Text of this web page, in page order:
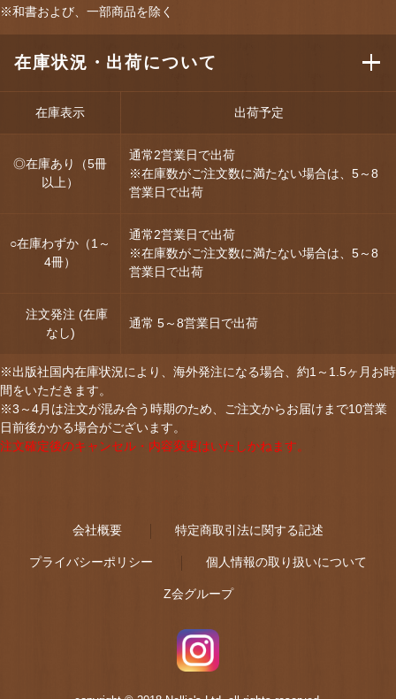
※和書および、一部商品を除く
在庫状況・出荷について
在庫表示 出荷予定
◎在庫あり（5冊
以上）
通常2営業日で出荷
※在庫数がご注文数に満たない場合は、5～8
営業日で出荷
○在庫わずか（1～
4冊）
通常2営業日で出荷
※在庫数がご注文数に満たない場合は、5～8
営業日で出荷
注文発注 (在庫
なし)
通常 5～8営業日で出荷
※出版社国内在庫状況により、海外発注になる場合、約1～1.5ヶ月お時
間をいただきます。
※3～4月は注文が混み合う時期のため、ご注文からお届けまで10営業
日前後かかる場合がございます。
注文確定後のキャンセル・内容変更はいたしかねます。
会社概要 特定商取引法に関する記述
プライバシーポリシー 個人情報の取り扱いについて
Z会グループ